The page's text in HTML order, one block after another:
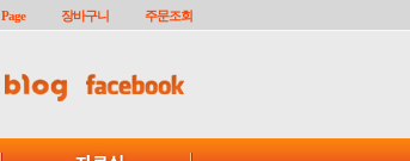
장바구니 주문조회